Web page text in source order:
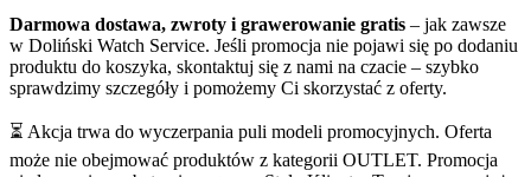
Darmowa dostawa, zwroty i grawerowanie gratis – jak zawsze
w Doliński Watch Service. Jeśli promocja nie pojawi się po dodaniu
produktu do koszyka, skontaktuj się z nami na czacie – szybko
sprawdzimy szczegóły i pomożemy Ci skorzystać z oferty.
⏳ Akcja trwa do wyczerpania puli modeli promocyjnych. Oferta
może nie obejmować produktów z kategorii OUTLET. Promocja